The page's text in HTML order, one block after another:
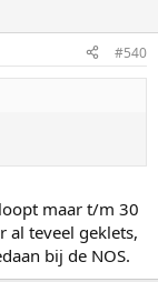
#540
maar t/m 30
al teveel geklets,
bij de NOS.